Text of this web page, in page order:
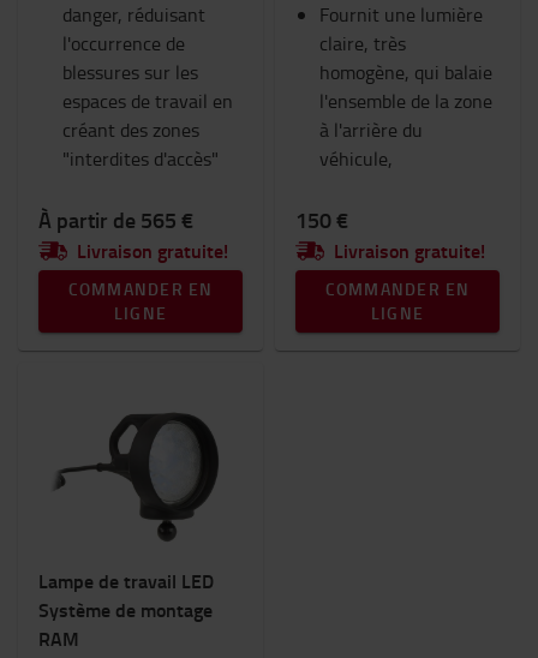
danger, réduisant
l'occurrence de
blessures sur les
espaces de travail en
créant des zones
"interdites d'accès"
À partir de 565 €
Livraison gratuite!
COMMANDER EN
LIGNE
Fournit une lumière
claire, très
homogène, qui balaie
l'ensemble de la zone
à l'arrière du
véhicule,
150 €
Livraison gratuite!
COMMANDER EN
LIGNE
Lampe de travail LED
Système de montage
RAM